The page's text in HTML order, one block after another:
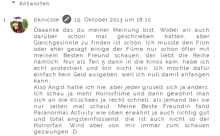
Antworten
bknicole
19. Oktober 2013 um 18:10
Daaanke das du meiner Meinung bist. Wobei wir auch
darüber schon mal geschrieben hatten, aber
Gleichgesinnte zu finden ist schön. Ich musste den Film
oder eher gesagt einige der Filme nur schon öfter mit
meinem Besten Freund schauen, der liebt die Reihe
nämlich. Nur als Teil 5 dann in die Kinos kam, habe ich
echt protestiert und bin nicht rein. Ich möchte dafür
einfach kein Geld ausgeben, weil ich null damit anfangen
kann.
Also Angst hatte ich nie, aber jeder gruselt sich ja anders.
Ich schau ja mehr Horrorfilme und dann gewöhnt man
sich an die Klischees ja recht schnell, als jemand der sie
nur selten mal schaut. Meine Beste Freundin fand
Paranormal Activity wie oben erwähnt ja auch richtig gut
und total angsteinflössend, die ist auch nicht so der
Horrorfan. Wird aber von mir immer zum schauen
gezwungen :D.